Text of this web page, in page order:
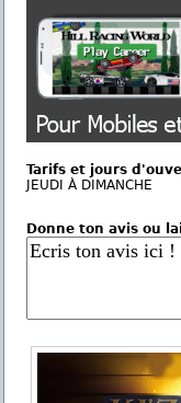
Tarifs et jours
JEUDI À DIMANCHE
Donne ton avis ou